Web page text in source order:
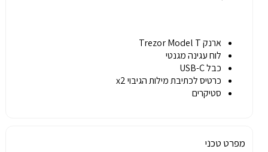
ארנק Trezor Model T
לוח עגינה מגנטי
כבל USB-C
כרטיס לכתיבת מילות הגיבוי x2
סטיקרים
מפרט טכני